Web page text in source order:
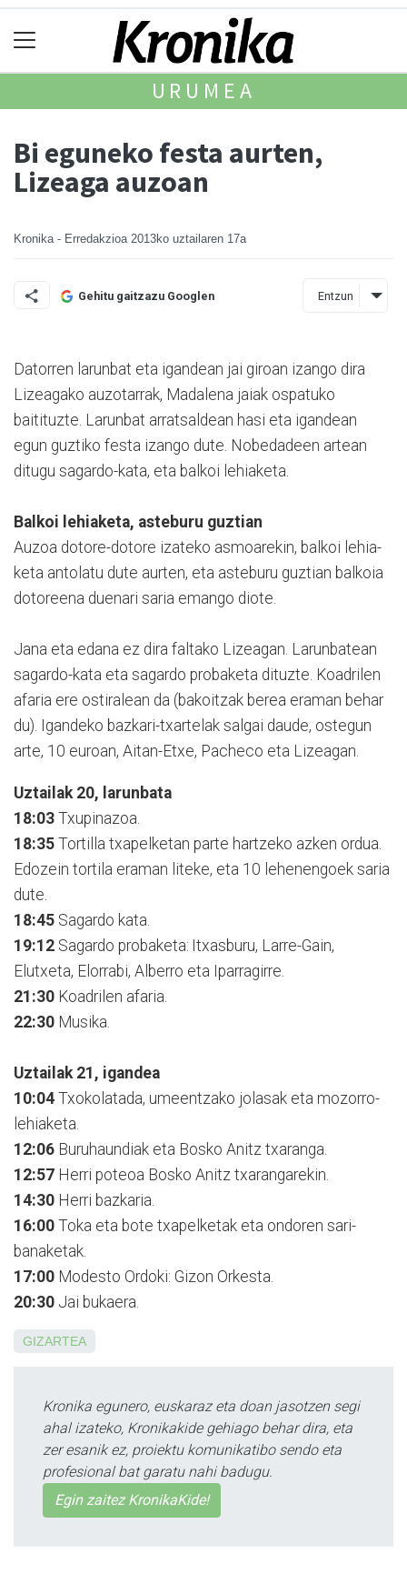
URUMEA
Bi eguneko festa aurten,
Lizeaga auzoan
Kronika - Erredakzioa 2013ko uztailaren 17a
Gehitu gaitzazu Googlen Entzun
Datorren larunbat eta igandean jai giroan izango dira
Lizeagako auzotarrak, Madalena jaiak ospatuko
baitituzte. Larunbat arra­tsaldean hasi eta igandean
egun guztiko festa izango dute. Nobedadeen artean
ditugu sagardo-kata, eta balkoi lehiaketa.
Balkoi lehiaketa, asteburu guztian
Auzoa dotore-dotore izateko asmoarekin, balkoi lehia­
keta antolatu dute aurten, eta asteburu guztian balkoia
dotoreena duenari saria emango diote.
Jana eta edana ez dira faltako Lizeagan. Larun­ba­tean
sa­gardo-kata eta sagardo probaketa dituzte. Koa­drilen
afaria ere ostiralean da (ba­koitzak berea eraman behar
du). Igan­deko bazkari-txartelak salgai dau­de, ostegun
arte, 10 euroan, Aitan-Etxe, Pacheco eta Lizeagan.
Uztailak 20, larunbata
18:03 Txupinazoa.
18:35 Tortilla txapelketan parte hartzeko azken ordua.
Edozein tortila eraman liteke, eta 10 lehenengoek saria
dute.
18:45 Sagardo kata.
19:12 Sagardo probaketa: Itxasburu, Larre-Gain,
Elutxeta, Elorrabi, Alberro eta Iparragirre.
21:30 Koadrilen afaria.
22:30 Musika.
Uztailak 21, igandea
10:04 Txokolatada, umeentzako jolasak eta mozorro-
lehiaketa.
12:06 Buruhaundiak eta Bosko Anitz txaranga.
12:57 Herri poteoa Bosko Anitz txarangarekin.
14:30 Herri bazkaria.
16:00 Toka eta bote txapelketak eta ondoren sari-
banaketak.
17:00 Modesto Ordoki: Gizon Orkesta.
20:30 Jai bukaera.
GIZARTEA
Kronika egunero, euskaraz eta doan jasotzen segi
ahal izateko, Kronikakide gehiago behar dira, eta
zer esanik ez, proiektu komunikatibo sendo eta
profesional bat garatu nahi badugu.
Egin zaitez KronikaKide!